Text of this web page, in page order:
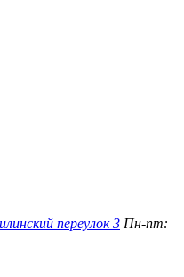
переулок 3 Пн-пт: